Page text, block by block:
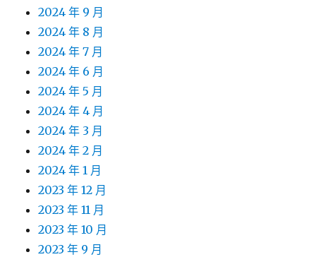
2024 年 9 月
2024 年 8 月
2024 年 7 月
2024 年 6 月
2024 年 5 月
2024 年 4 月
2024 年 3 月
2024 年 2 月
2024 年 1 月
2023 年 12 月
2023 年 11 月
2023 年 10 月
2023 年 9 月